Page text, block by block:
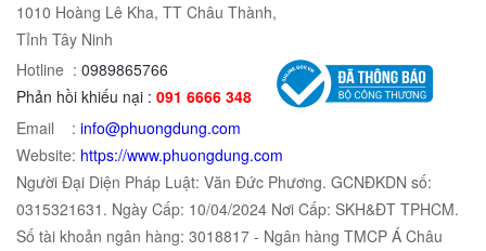
1010 Hoàng Lê Kha, TT Châu Thành,
Tỉnh Tây Ninh
Hotline : 0989865766
Phản hồi khiếu nại : 091 6666 348
Email : info@phuongdung.com
Website: https://www.phuongdung.com
Người Đại Diện Pháp Luật: Văn Đức Phương. GCNĐKDN số:
0315321631. Ngày Cấp: 10/04/2024 Nơi Cấp: SKH&ĐT TPHCM.
Số tài khoản ngân hàng: 3018817 - Ngân hàng TMCP Á Châu